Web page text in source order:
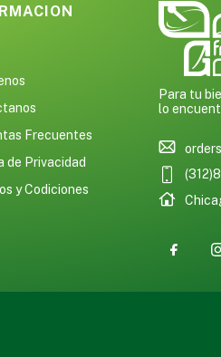
Frecuentes
de Privacidad
y Codiciones
Para tu
lo